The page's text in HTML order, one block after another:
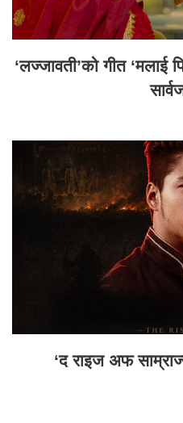
‘लज्जावती’को गीत ‘मलाई
‘द राइज अफ